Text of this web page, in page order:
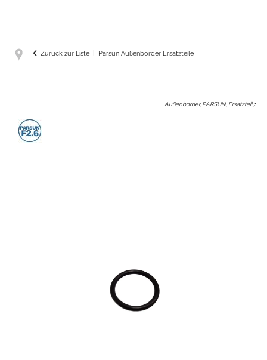
Zurück zur Liste Parsun Außenborder Ersatzteile
Außenborder, PARSUN, Ersatzteil, :